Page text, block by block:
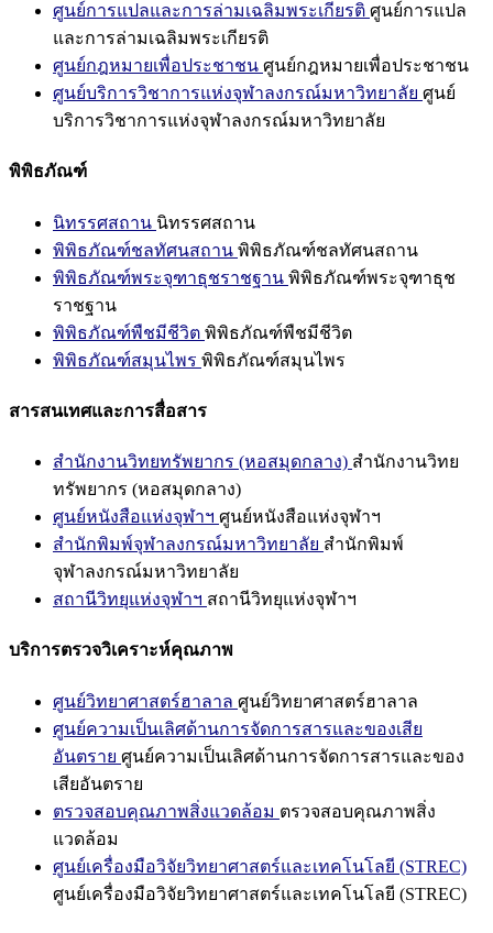
ศูนย์การแปลและการล่ามเฉลิมพระเกียรติ ศูนย์การแปล
และการล่ามเฉลิมพระเกียรติ
ศูนย์กฎหมายเพื่อประชาชน ศูนย์กฎหมายเพื่อประชาชน
ศูนย์บริการวิชาการแห่งจุฬาลงกรณ์มหาวิทยาลัย ศูนย์
บริการวิชาการแห่งจุฬาลงกรณ์มหาวิทยาลัย
พิพิธภัณฑ์
นิทรรศสถาน นิทรรศสถาน
พิพิธภัณฑ์ชลทัศนสถาน พิพิธภัณฑ์ชลทัศนสถาน
พิพิธภัณฑ์พระจุฑาธุชราชฐาน พิพิธภัณฑ์พระจุฑาธุช
ราชฐาน
พิพิธภัณฑ์พืชมีชีวิต พิพิธภัณฑ์พืชมีชีวิต
พิพิธภัณฑ์สมุนไพร พิพิธภัณฑ์สมุนไพร
สารสนเทศและการสื่อสาร
สำนักงานวิทยทรัพยากร (หอสมุดกลาง) สำนักงานวิทย
ทรัพยากร (หอสมุดกลาง)
ศูนย์หนังสือแห่งจุฬาฯ ศูนย์หนังสือแห่งจุฬาฯ
สำนักพิมพ์จุฬาลงกรณ์มหาวิทยาลัย สำนักพิมพ์
จุฬาลงกรณ์มหาวิทยาลัย
สถานีวิทยุแห่งจุฬาฯ สถานีวิทยุแห่งจุฬาฯ
บริการตรวจวิเคราะห์คุณภาพ
ศูนย์วิทยาศาสตร์ฮาลาล ศูนย์วิทยาศาสตร์ฮาลาล
ศูนย์ความเป็นเลิศด้านการจัดการสารและของเสีย
อันตราย ศูนย์ความเป็นเลิศด้านการจัดการสารและของ
เสียอันตราย
ตรวจสอบคุณภาพสิ่งแวดล้อม ตรวจสอบคุณภาพสิ่ง
แวดล้อม
ศูนย์เครื่องมือวิจัยวิทยาศาสตร์และเทคโนโลยี (STREC)
ศูนย์เครื่องมือวิจัยวิทยาศาสตร์และเทคโนโลยี (STREC)